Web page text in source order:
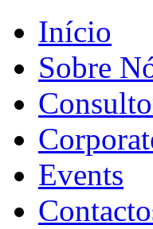
Início
Sobre
Events